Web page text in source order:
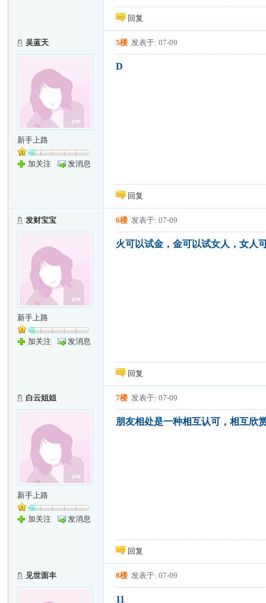
回复
吴蓝天
新手上路
加关注 发消息
5楼 发表于: 07-09
D
回复
发财宝宝
新手上路
加关注 发消息
6楼 发表于: 07-09
火可以试金，金可以试女人，女人
回复
白云姐姐
新手上路
加关注 发消息
7楼 发表于: 07-09
朋友相处是一种相互认可，相互欣
回复
见世面丰 8楼 发表于: 07-09
11